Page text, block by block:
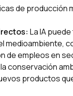
de producción
La IA
medioambiente,
de empleos en
conservación
productos